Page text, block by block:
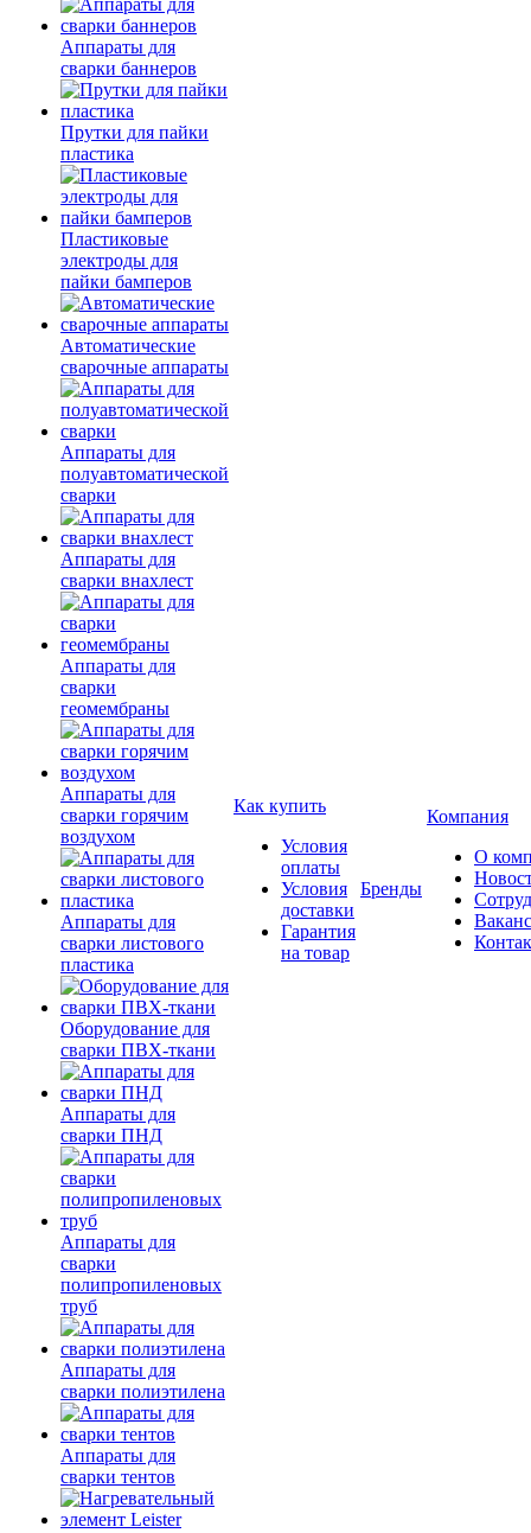
Аппараты для
сварки баннеров
Прутки для пайки
пластика
Пластиковые
электроды для
пайки бамперов
Автоматические
сварочные аппараты
Аппараты для
полуавтоматической
сварки
Аппараты для
сварки внахлест
Аппараты для
сварки
геомембраны
Аппараты для
сварки горячим
воздухом
Аппараты для
сварки листового
пластика
Оборудование для
сварки ПВХ-ткани
Аппараты для
сварки ПНД
Аппараты для
сварки
полипропиленовых
труб
Аппараты для
сварки полиэтилена
Аппараты для
сварки тентов
Как купить
Условия
оплаты
Условия
доставки
Гарантия
на товар
Бренды
Компания
О